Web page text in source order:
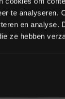
te analyseren.
en analyse.
ze hebben
App Ready
en
en